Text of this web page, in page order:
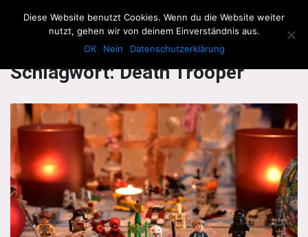
The Howling Men
Schlagwort:Death Trooper
Diese Website benutzt Cookies. Wenn du die Website weiter
nutzt, gehen wir von deinem Einverständnis aus.
OK
Nein Datenschutzerklärung